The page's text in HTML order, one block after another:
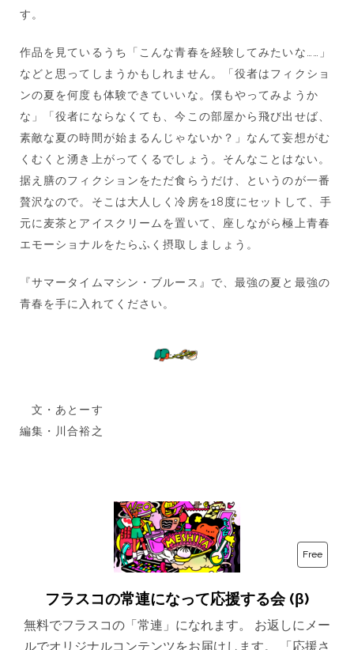
す。
作品を見ているうち「こんな青春を経験してみたいな……」
などと思ってしまうかもしれません。「役者はフィクショ
ンの夏を何度も体験できていいな。僕もやってみようか
な」「役者にならなくても、今この部屋から飛び出せば、
素敵な夏の時間が始まるんじゃないか？」なんて妄想がむ
くむくと湧き上がってくるでしょう。そんなことはない。
据え膳のフィクションをただ食らうだけ、というのが一番
贅沢なので。そこは大人しく冷房を18度にセットして、手
元に麦茶とアイスクリームを置いて、座しながら極上青春
エモーショナルをたらふく摂取しましょう。
『サマータイムマシン・ブルース』で、最強の夏と最強の
青春を手に入れてください。
文・あとーす
編集・川合裕之
Free
フラスコの常連になって応援する会 (β)
無料でフラスコの「常連」になれます。 お返しにメー
ルでオリジナルコンテンツをお届けします。 「応援さ